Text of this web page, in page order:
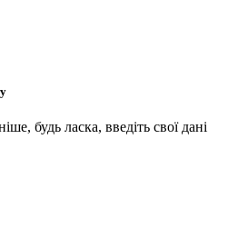
будь ласка, введіть свої дані